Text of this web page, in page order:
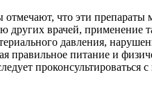
что эти препараты
врачей, применение
давления,
правильное питание и
проконсультироваться